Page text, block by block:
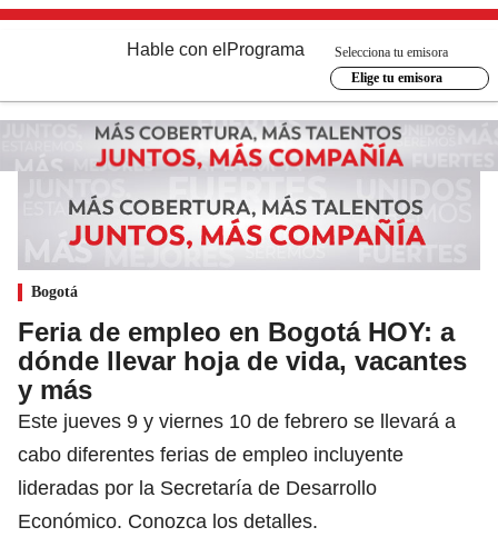
Hable con el Programa
Selecciona tu emisora
Elige tu emisora
Bogotá
Feria de empleo en Bogotá HOY: a
dónde llevar hoja de vida, vacantes
y más
Este jueves 9 y viernes 10 de febrero se llevará a
cabo diferentes ferias de empleo incluyente
lideradas por la Secretaría de Desarrollo
Económico. Conozca los detalles.